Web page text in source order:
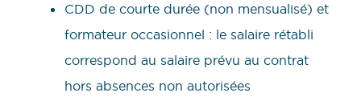
CDD de courte durée (non mensualisé) et
formateur occasionnel : le salaire rétabli
correspond au salaire prévu au contrat
hors absences non autorisées